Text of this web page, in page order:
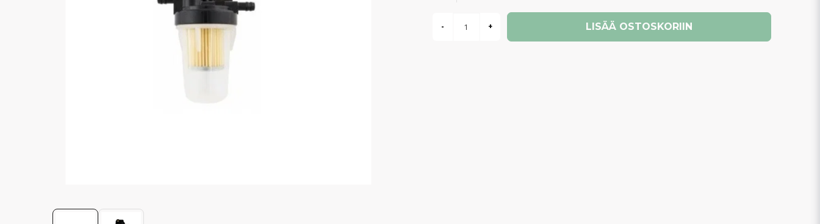
- + LISÄÄ OSTOSKORIIN